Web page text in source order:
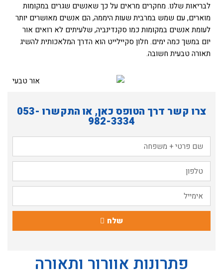
לבריאות שלנו. מחקרים מראים על כך שאנשים שגרים במקומות
מוארים, עם שמש במרבית שעות היממה, הם אנשים מאושרים יותר
לעומת אנשים במקומות כמו סקנדינביה, שלעיתים לא רואים אור
יום במשך כמה ימים. חלון סקיילייט הוא הדרך המלאכותית להשיג
תאורה טבעית חשובה.
צרו קשר דרך הטופס כאן, או התקשרו 053-
982-3334
שלח
פתרונות אוורור ותאורה